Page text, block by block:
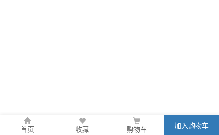
首页 收藏 购物车 加入购物车